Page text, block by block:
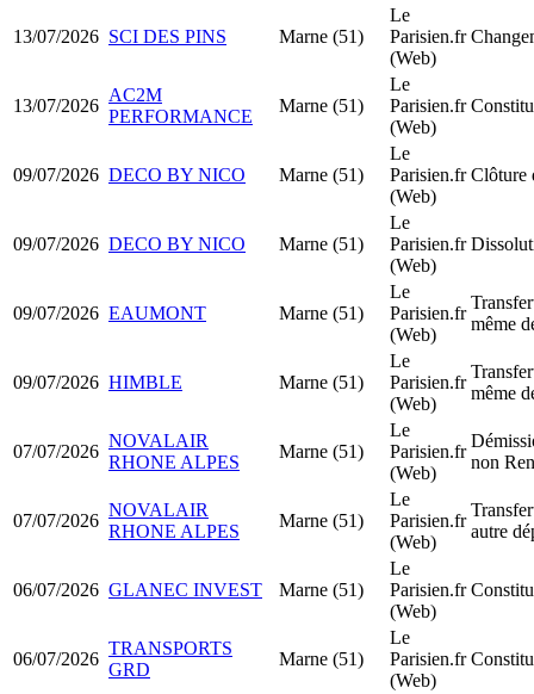
13/07/2026 SCI DES PINS Marne (51)
Le
Parisien.fr
(Web)
13/07/2026
AC2M
PERFORMANCE
Marne (51)
Le
Parisien.fr
(Web)
09/07/2026 DECO BY NICO Marne (51)
Le
Parisien.fr
(Web)
Clôture
09/07/2026 DECO BY NICO Marne (51)
Le
Parisien.fr
(Web)
09/07/2026 EAUMONT Marne (51)
Le
Parisien.fr
(Web)
même
09/07/2026 HIMBLE Marne (51)
Le
Parisien.fr
(Web)
même
07/07/2026
NOVALAIR
RHONE ALPES
Marne (51)
Le
Parisien.fr
(Web)
non
07/07/2026
NOVALAIR
RHONE ALPES
Marne (51)
Le
Parisien.fr
(Web)
autre
06/07/2026 GLANEC INVEST Marne (51)
Le
Parisien.fr
(Web)
06/07/2026
TRANSPORTS
GRD
Marne (51)
Le
Parisien.fr
(Web)